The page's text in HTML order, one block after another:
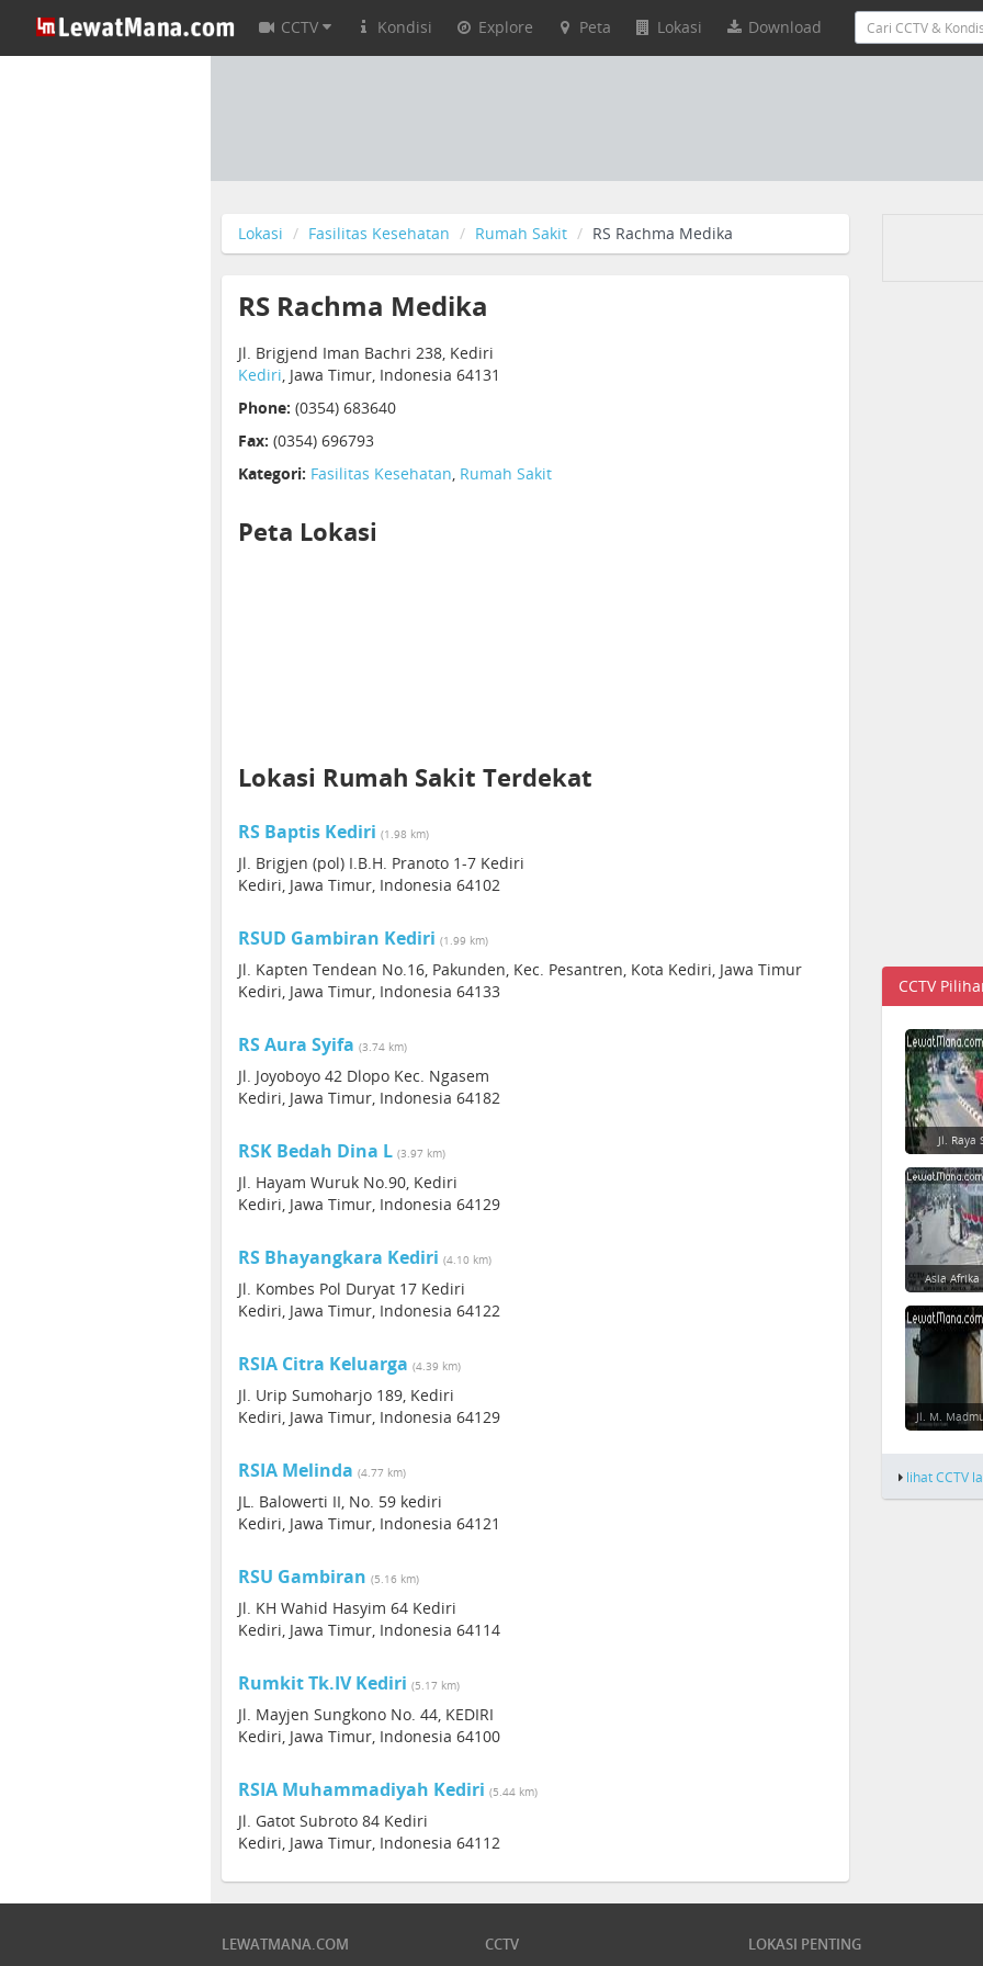
CCTV Kondisi Explore Peta Lokasi Download
Lokasi Fasilitas Kesehatan Rumah Sakit RS Rachma Medika
RS Rachma Medika
Jl. Brigjend Iman Bachri 238, Kediri
Kediri, Jawa Timur, Indonesia 64131
Phone: (0354) 683640
Fax: (0354) 696793
Kategori: Fasilitas Kesehatan, Rumah Sakit
Peta Lokasi
Lokasi Rumah Sakit Terdekat
RS Baptis Kediri (1.98 km)
Jl. Brigjen (pol) I.B.H. Pranoto 1-7 Kediri
Kediri, Jawa Timur, Indonesia 64102
RSUD Gambiran Kediri (1.99 km)
Jl. Kapten Tendean No.16, Pakunden, Kec. Pesantren, Kota Kediri, Jawa Timur
Kediri, Jawa Timur, Indonesia 64133
RS Aura Syifa (3.74 km)
Jl. Joyoboyo 42 Dlopo Kec. Ngasem
Kediri, Jawa Timur, Indonesia 64182
RSK Bedah Dina L (3.97 km)
Jl. Hayam Wuruk No.90, Kediri
Kediri, Jawa Timur, Indonesia 64129
RS Bhayangkara Kediri (4.10 km)
Jl. Kombes Pol Duryat 17 Kediri
Kediri, Jawa Timur, Indonesia 64122
RSIA Citra Keluarga (4.39 km)
Jl. Urip Sumoharjo 189, Kediri
Kediri, Jawa Timur, Indonesia 64129
RSIA Melinda (4.77 km)
JL. Balowerti II, No. 59 kediri
Kediri, Jawa Timur, Indonesia 64121
RSU Gambiran (5.16 km)
Jl. KH Wahid Hasyim 64 Kediri
Kediri, Jawa Timur, Indonesia 64114
Rumkit Tk.IV Kediri (5.17 km)
Jl. Mayjen Sungkono No. 44, KEDIRI
Kediri, Jawa Timur, Indonesia 64100
RSIA Muhammadiyah Kediri (5.44 km)
Jl. Gatot Subroto 84 Kediri
Kediri, Jawa Timur, Indonesia 64112
CCTV
Jl. Raya
Asia
Jl. M.
lihat CCTV
LEWATMANA.COM CCTV LOKASI PENTING